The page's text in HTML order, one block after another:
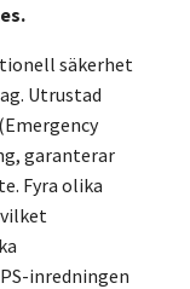
säkerhet
Utrustad
garanterar
Fyra olika
vilket
inredningen